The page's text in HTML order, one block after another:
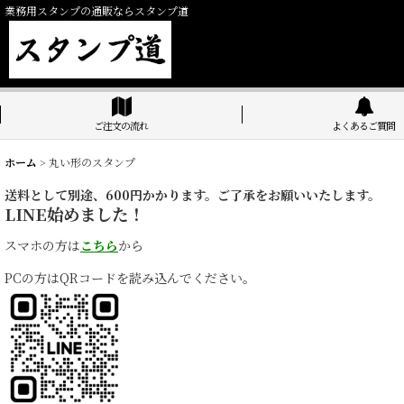
業務用スタンプの通販ならスタンプ道
ご注文の流れ よくあるご質問
ホーム > 丸い形のスタンプ
送料として別途、600円かかります。ご了承をお願いいたします。
LINE始めました！
スマホの方はこちらから
PCの方はQRコードを読み込んでください。